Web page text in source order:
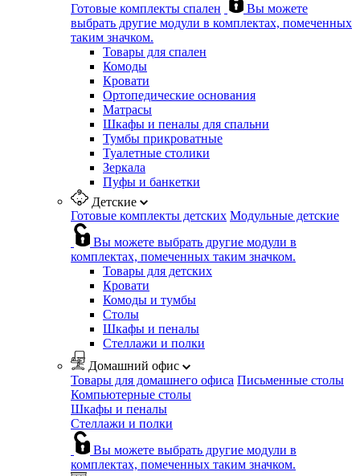
Готовые комплекты спален
Вы можете
выбрать другие модули в комплектах, помеченных
таким значком.
Товары для спален
Комоды
Кровати
Ортопедические основания
Матрасы
Шкафы и пеналы для спальни
Тумбы прикроватные
Туалетные столики
Зеркала
Пуфы и банкетки
Детские
Готовые комплекты детских Модульные детские
Вы можете выбрать другие модули в
комплектах, помеченных таким значком.
Товары для детских
Кровати
Комоды и тумбы
Столы
Шкафы и пеналы
Стеллажи и полки
Домашний офис
Товары для домашнего офиса Письменные столы
Компьютерные столы
Шкафы и пеналы
Стеллажи и полки
Вы можете выбрать другие модули в
комплектах, помеченных таким значком.